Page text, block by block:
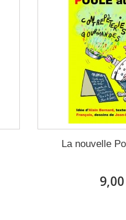
La nouvelle